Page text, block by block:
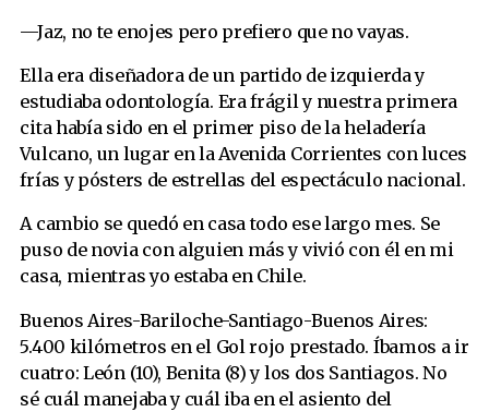
—Jaz, no te enojes pero prefiero que no vayas.
Ella era diseñadora de un partido de izquierda y
estudiaba odontología. Era frágil y nuestra primera
cita había sido en el primer piso de la heladería
Vulcano, un lugar en la Avenida Corrientes con luces
frías y pósters de estrellas del espectáculo nacional.
A cambio se quedó en casa todo ese largo mes. Se
puso de novia con alguien más y vivió con él en mi
casa, mientras yo estaba en Chile.
Buenos Aires-Bariloche-Santiago-Buenos Aires:
5.400 kilómetros en el Gol rojo prestado. Íbamos a ir
cuatro: León (10), Benita (8) y los dos Santiagos. No
sé cuál manejaba y cuál iba en el asiento del